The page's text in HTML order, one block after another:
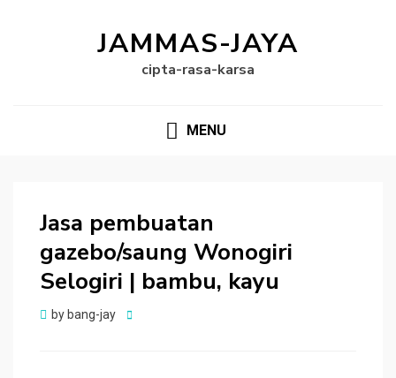
JAMMAS-JAYA
cipta-rasa-karsa
MENU
Jasa pembuatan
gazebo/saung Wonogiri
Selogiri | bambu, kayu
by bang-jay
Posted